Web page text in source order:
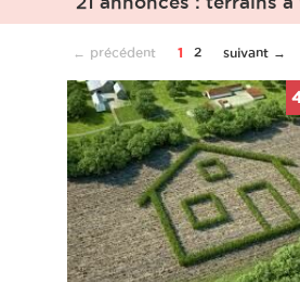
← précédent 1 2 suivant →